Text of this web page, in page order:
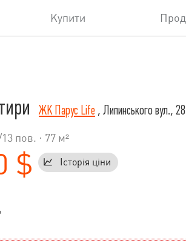
Купити
ЖК Парус Life , Липинського вул.,
13 пов. · 77 м²
$ Історія ціни